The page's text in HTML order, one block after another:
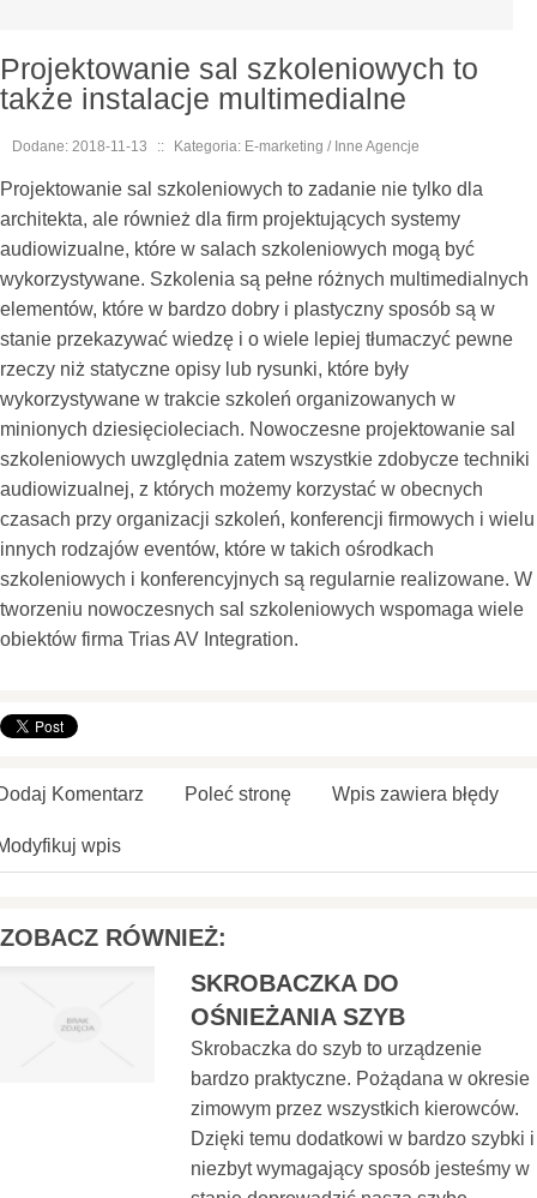
Projektowanie sal szkoleniowych to
także instalacje multimedialne
Dodane: 2018-11-13 :: Kategoria: E-marketing / Inne Agencje
Projektowanie sal szkoleniowych to zadanie nie tylko dla
architekta, ale również dla firm projektujących systemy
audiowizualne, które w salach szkoleniowych mogą być
wykorzystywane. Szkolenia są pełne różnych multimedialnych
elementów, które w bardzo dobry i plastyczny sposób są w
stanie przekazywać wiedzę i o wiele lepiej tłumaczyć pewne
rzeczy niż statyczne opisy lub rysunki, które były
wykorzystywane w trakcie szkoleń organizowanych w
minionych dziesięcioleciach. Nowoczesne projektowanie sal
szkoleniowych uwzględnia zatem wszystkie zdobycze techniki
audiowizualnej, z których możemy korzystać w obecnych
czasach przy organizacji szkoleń, konferencji firmowych i wielu
innych rodzajów eventów, które w takich ośrodkach
szkoleniowych i konferencyjnych są regularnie realizowane. W
tworzeniu nowoczesnych sal szkoleniowych wspomaga wiele
obiektów firma Trias AV Integration.
Komentarz Poleć stronę Wpis zawiera błędy
wpis
ZOBACZ RÓWNIEŻ:
SKROBACZKA DO
OŚNIEŻANIA SZYB
Skrobaczka do szyb to urządzenie
bardzo praktyczne. Pożądana w okresie
zimowym przez wszystkich kierowców.
Dzięki temu dodatkowi w bardzo szybki i
niezbyt wymagający sposób jesteśmy w